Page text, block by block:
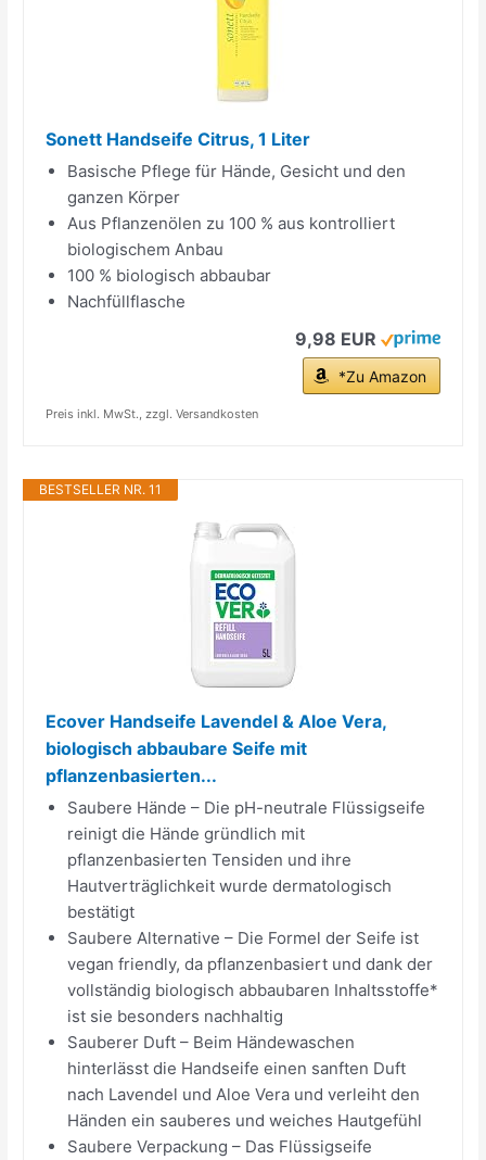
Sonett Handseife Citrus, 1 Liter
Basische Pflege für Hände, Gesicht und den
ganzen Körper
Aus Pflanzenölen zu 100 % aus kontrolliert
biologischem Anbau
100 % biologisch abbaubar
Nachfüllflasche
9,98 EUR
*Zu Amazon
Preis inkl. MwSt., zzgl. Versandkosten
BESTSELLER NR. 11
Ecover Handseife Lavendel & Aloe Vera,
biologisch abbaubare Seife mit
pflanzenbasierten...
Saubere Hände – Die pH-neutrale Flüssigseife
reinigt die Hände gründlich mit
pflanzenbasierten Tensiden und ihre
Hautverträglichkeit wurde dermatologisch
bestätigt
Saubere Alternative – Die Formel der Seife ist
vegan friendly, da pflanzenbasiert und dank der
vollständig biologisch abbaubaren Inhaltsstoffe*
ist sie besonders nachhaltig
Sauberer Duft – Beim Händewaschen
hinterlässt die Handseife einen sanften Duft
nach Lavendel und Aloe Vera und verleiht den
Händen ein sauberes und weiches Hautgefühl
Saubere Verpackung – Das Flüssigseife